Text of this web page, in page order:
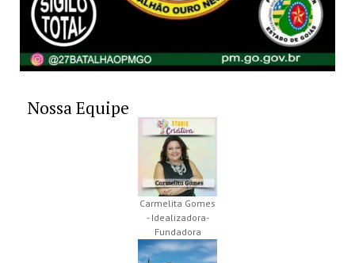
Nossa Equipe
Carmelita Gomes
- Idealizadora-
Fundadora